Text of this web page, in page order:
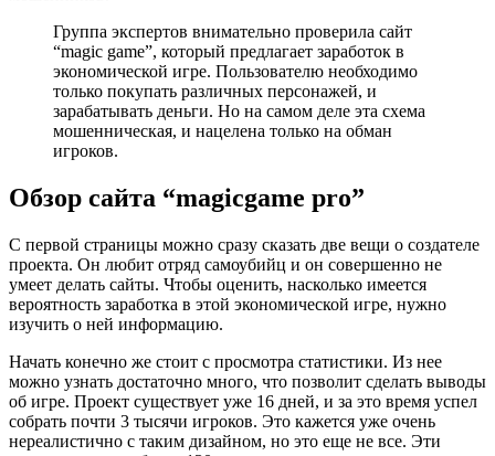
Группа экспертов внимательно проверила сайт
“magic game”, который предлагает заработок в
экономической игре. Пользователю необходимо
только покупать различных персонажей, и
зарабатывать деньги. Но на самом деле эта схема
мошенническая, и нацелена только на обман
игроков.
Обзор сайта “magicgame pro”
С первой страницы можно сразу сказать две вещи о создателе
проекта. Он любит отряд самоубийц и он совершенно не
умеет делать сайты. Чтобы оценить, насколько имеется
вероятность заработка в этой экономической игре, нужно
изучить о ней информацию.
Начать конечно же стоит с просмотра статистики. Из нее
можно узнать достаточно много, что позволит сделать выводы
об игре. Проект существует уже 16 дней, и за это время успел
собрать почти 3 тысячи игроков. Это кажется уже очень
нереалистично с таким дизайном, но это еще не все. Эти